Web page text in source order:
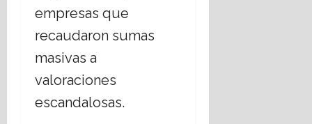
empresas que
recaudaron sumas
masivas a
valoraciones
escandalosas.